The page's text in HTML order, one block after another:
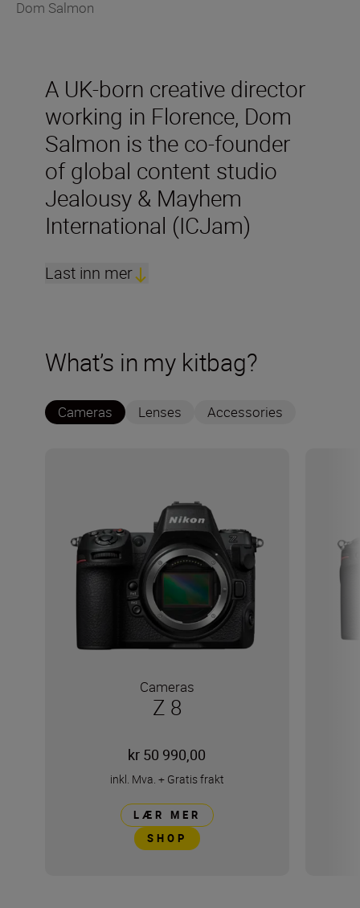
Dom Salmon
A UK-born creative director
working in Florence, Dom
Salmon is the co-founder
of global content studio
Jealousy & Mayhem
International (ICJam)
Last inn mer
What’s in my kitbag?
Cameras Lenses Accessories
Cameras
Z 8
kr 50 990,00
inkl. Mva. + Gratis frakt
LÆR MER
SHOP